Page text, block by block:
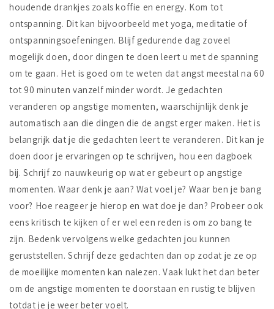
houdende drankjes zoals koffie en energy. Kom tot
ontspanning. Dit kan bijvoorbeeld met yoga, meditatie of
ontspanningsoefeningen. Blijf gedurende dag zoveel
mogelijk doen, door dingen te doen leert u met de spanning
om te gaan. Het is goed om te weten dat angst meestal na 60
tot 90 minuten vanzelf minder wordt. Je gedachten
veranderen op angstige momenten, waarschijnlijk denk je
automatisch aan die dingen die de angst erger maken. Het is
belangrijk dat je die gedachten leert te veranderen. Dit kan je
doen door je ervaringen op te schrijven, hou een dagboek
bij. Schrijf zo nauwkeurig op wat er gebeurt op angstige
momenten. Waar denk je aan? Wat voel je? Waar ben je bang
voor? Hoe reageer je hierop en wat doe je dan? Probeer ook
eens kritisch te kijken of er wel een reden is om zo bang te
zijn. Bedenk vervolgens welke gedachten jou kunnen
geruststellen. Schrijf deze gedachten dan op zodat je ze op
de moeilijke momenten kan nalezen. Vaak lukt het dan beter
om de angstige momenten te doorstaan en rustig te blijven
totdat je je weer beter voelt.